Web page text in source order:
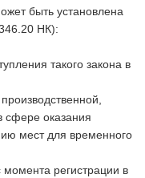
быть установлена
НК):
такого закона в
сфере оказания
мест для временного
момента регистрации в